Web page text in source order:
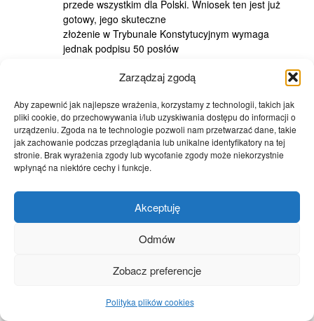
Zarządzaj zgodą
Aby zapewnić jak najlepsze wrażenia, korzystamy z technologii, takich jak
pliki cookie, do przechowywania i/lub uzyskiwania dostępu do informacji o
urządzeniu. Zgoda na te technologie pozwoli nam przetwarzać dane, takie
jak zachowanie podczas przeglądania lub unikalne identyfikatory na tej
stronie. Brak wyrażenia zgody lub wycofanie zgody może niekorzystnie
wpłynąć na niektóre cechy i funkcje.
Akceptuję
Odmów
Zobacz preferencje
Polityka plików cookies
przede wszystkim dla Polski. Wniosek ten jest już
gotowy, jego skuteczne
złożenie w Trybunale Konstytucyjnym wymaga
jednak podpisu 50 posłów
tej pory nie udało
jednak, że tak się
stanie i to bez względu na losy referendum w Irlandii.
Z tonu, niektórych listów zamieszczonych na portalu
Trybunalscy.pl można
by wnioskować, iż sądzą Państwo, że zaskarżenie
ode mnie. Niestety tak nie jest. Dlatego byłbym
zobowiązany tym wszystkim,
którym naprawdę leży na sercu dobro Polski, by
zwrócili się z apelem w tej
jest jeszcze jasne.
do Przewodniczącego